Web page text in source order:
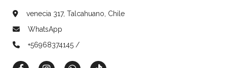
venecia 317, Talcahuano, Chile
WhatsApp
+56968374145 /